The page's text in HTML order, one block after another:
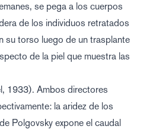
se pega a los cuerpos
de los individuos retratados
su torso luego de un trasplante
de la piel que muestra las
1933). Ambos directores
la aridez de los
Polgovsky expone el caudal